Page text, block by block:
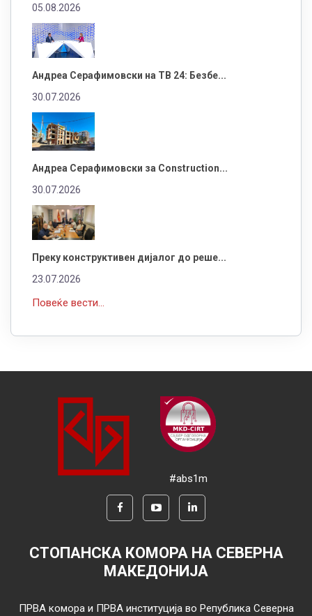
05.08.2026
Андреа Серафимовски на ТВ 24: Безбе...
30.07.2026
Андреа Серафимовски за Construction...
30.07.2026
Преку конструктивен дијалог до реше...
23.07.2026
Повеќе вести...
#abs1m
СТОПАНСКА КОМОРА НА СЕВЕРНА
МАКЕДОНИЈА
ПРВА комора и ПРВА институција во Република Северна